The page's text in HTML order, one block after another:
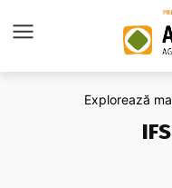
Explorează